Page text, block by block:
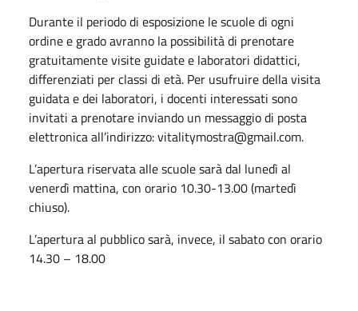
Durante il periodo di esposizione le scuole di ogni
ordine e grado avranno la possibilità di prenotare
gratuitamente visite guidate e laboratori didattici,
differenziati per classi di età. Per usufruire della visita
guidata e dei laboratori, i docenti interessati sono
invitati a prenotare inviando un messaggio di posta
elettronica all’indirizzo: vitalitymostra@gmail.com.
L’apertura riservata alle scuole sarà dal lunedì al
venerdì mattina, con orario 10.30-13.00 (martedì
chiuso).
L’apertura al pubblico sarà, invece, il sabato con orario
14.30 – 18.00